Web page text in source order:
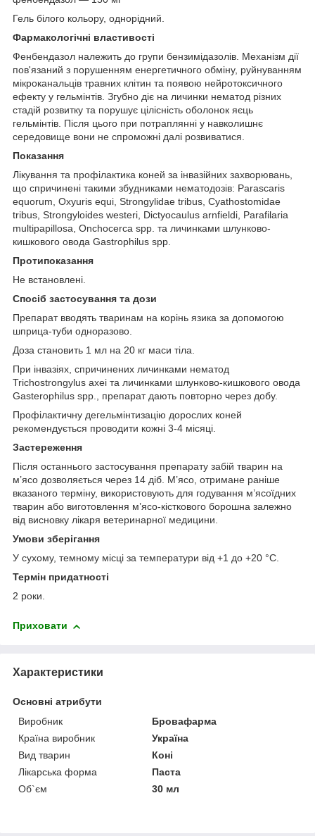
Гель білого кольору, однорідний.
Фармакологічні властивості
Фенбендазол належить до групи бензимідазолів. Механізм дії
пов'язаний з порушенням енергетичного обміну, руйнуванням
мікроканальців травних клітин та появою нейротоксичного
ефекту у гельмінтів. Згубно діє на личинки нематод різних
стадій розвитку та порушує цілісність оболонок яєць
гельмінтів. Після цього при потраплянні у навколишнє
середовище вони не спроможні далі розвиватися.
Показання
Лікування та профілактика коней за інвазійних захворювань,
що спричинені такими збудниками нематодозів: Parascaris
equorum, Охуuris equi, Strongylidae tribus, Cyathostomidae
tribus, Strongyloides westeri, Dictyocaulus arnfieldi, Раrafilaria
multipapillosa, Оnchоcerca spp. та личинками шлунково-
кишкового овода Gastrophilus sрр.
Протипоказання
Не встановлені.
Спосіб застосування та дози
Препарат вводять тваринам на корінь язика за допомогою
шприца-туби одноразово.
Доза становить 1 мл на 20 кг маси тіла.
При інвазіях, спричинених личинками нематод
Trichostrongylus ахеі та личинками шлунково-кишкового овода
Gasterophilus sрр., препарат дають повторно через добу.
Профілактичну дегельмінтизацію дорослих коней
рекомендується проводити кожні 3-4 місяці.
Застереження
Після останнього застосування препарату забій тварин на
м’ясо дозволяється через 14 діб. М’ясо, отримане раніше
вказаного терміну, використовують для годування м’ясоїдних
тварин або виготовлення м’ясо-кісткового борошна залежно
від висновку лікаря ветеринарної медицини.
Умови зберігання
У сухому, темному місці за температури від +1 до +20 °С.
Термін придатності
2 роки.
Приховати
Характеристики
Основні атрибути
Виробник
Бровафарма
Країна виробник
Україна
Вид тварин
Коні
Лікарська форма
Паста
Об`єм
30 мл